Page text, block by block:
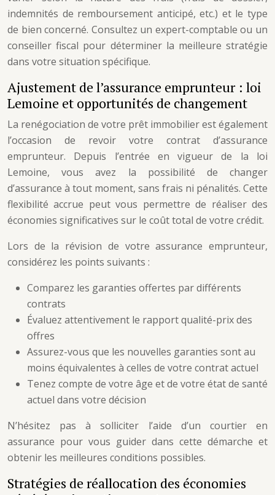
indemnités de remboursement anticipé, etc.) et le type
de bien concerné. Consultez un expert-comptable ou un
conseiller fiscal pour déterminer la meilleure stratégie
dans votre situation spécifique.
Ajustement de l’assurance emprunteur : loi
Lemoine et opportunités de changement
La renégociation de votre prêt immobilier est également
l’occasion de revoir votre contrat d’assurance
emprunteur. Depuis l’entrée en vigueur de la loi
Lemoine, vous avez la possibilité de changer
d’assurance à tout moment, sans frais ni pénalités. Cette
flexibilité accrue peut vous permettre de réaliser des
économies significatives sur le coût total de votre crédit.
Lors de la révision de votre assurance emprunteur,
considérez les points suivants :
Comparez les garanties offertes par différents
contrats
Évaluez attentivement le rapport qualité-prix des
offres
Assurez-vous que les nouvelles garanties sont au
moins équivalentes à celles de votre contrat actuel
Tenez compte de votre âge et de votre état de santé
actuel dans votre décision
N’hésitez pas à solliciter l’aide d’un courtier en
assurance pour vous guider dans cette démarche et
obtenir les meilleures conditions possibles.
Stratégies de réallocation des économies